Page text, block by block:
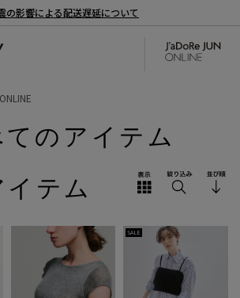
の影響による配送遅延について
のアイテム
テム
SALE